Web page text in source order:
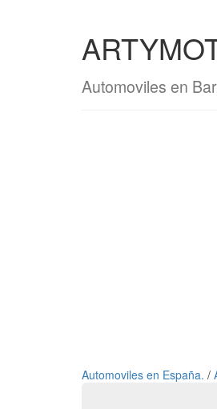
Automoviles en
Automoviles en España. /